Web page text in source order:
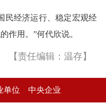
民经济运行、稳定宏观经
作用。”何代欣说。
【责任编辑：温存】
单位 中央企业